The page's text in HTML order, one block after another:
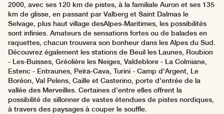
2000, avec ses 120 km de pistes, à la familiale Auron et ses 135
km de glisse, en passant par Valberg et Saint Dalmas le
Selvage, plus haut village desAlpes-Maritimes, les possibilités
sont infinies. Amateurs de sensations fortes ou de balades en
raquettes, chacun trouvera son bonheur dans les Alpes du Sud.
Découvrez également les stations de Beuil les Launes, Roubion
- Les-Buisses, Gréolière les Neiges, Valdeblore - La Colmiane,
Estenc - Entraunes, Peïra-Cava, Turini - Camp d'Argent, Le
Boréon, Val Pelens, Caille et Casterino, porte d'entrée de la
vallée des Merveilles. Certaines d’entre elles offrent la
possibilité de sillonner de vastes étendues de pistes nordiques,
à travers des paysages à couper le souffle.